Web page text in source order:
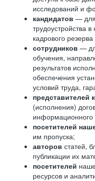
исследований и
кандидатов — для
трудоустройства
кадрового
сотрудников —
обучения,
результатов
обеспечения
условий труда,
представителей
(исполнения)
информационного
посетителей
им пропуска;
авторов статей,
публикации их
посетителей
ресурсов и